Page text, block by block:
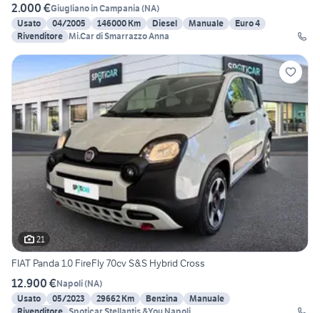
2.000 €Giugliano in Campania (NA)
Usato
04/2005 146000 Km Diesel Manuale
Euro 4
Rivenditore Mi.Car di Smarrazzo Anna
21
FIAT Panda 1.0 FireFly 70cv S&S Hybrid Cross
12.900 €Napoli(NA)
Usato
05/2023 29662 Km Benzina
Manuale